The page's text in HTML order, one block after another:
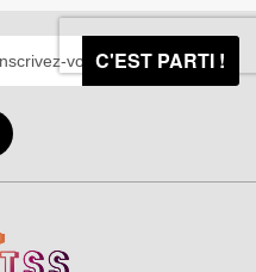
C'EST PARTI !